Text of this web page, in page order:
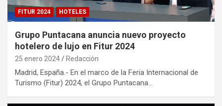
FITUR 2024 HOTELES
Grupo Puntacana anuncia nuevo proyecto
hotelero de lujo en Fitur 2024
25 enero 2024 Redacción
Madrid, España.- En el marco de la Feria Internacional de
Turismo (Fitur) 2024, el Grupo Puntacana…